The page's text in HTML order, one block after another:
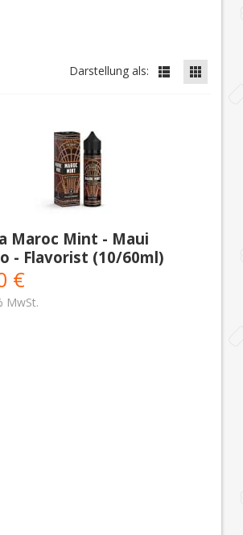
Darstellung als:
Maroc Mint - Maui
- Flavorist (10/60ml)
€
MwSt.